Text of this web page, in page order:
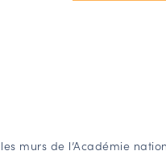
murs de l’Académie